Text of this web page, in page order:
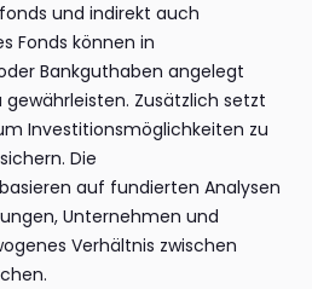
und indirekt auch
Fonds können in
Bankguthaben angelegt
Zusätzlich setzt
Investitionsmöglichkeiten zu
Die
auf fundierten Analysen
Unternehmen und
Verhältnis zwischen